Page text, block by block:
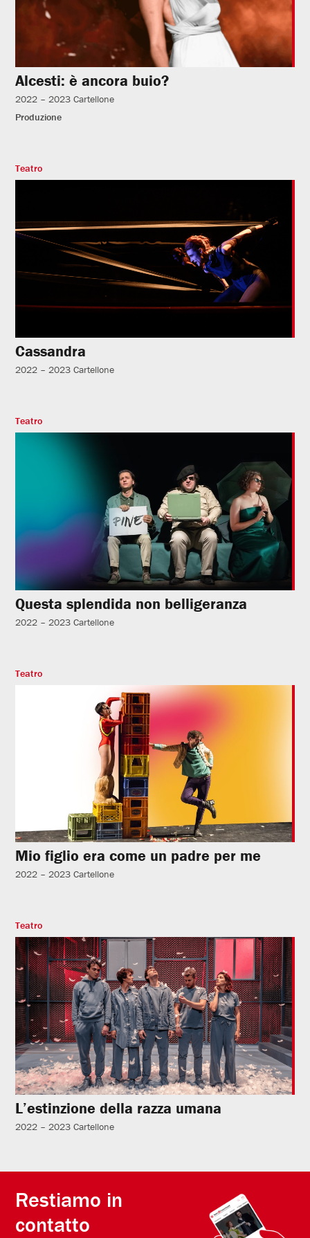
Alcesti: è ancora buio?
2022 – 2023 Cartellone
Produzione
Teatro
Cassandra
2022 – 2023 Cartellone
Teatro
Questa splendida non belligeranza
2022 – 2023 Cartellone
Teatro
Mio figlio era come un padre per me
2022 – 2023 Cartellone
Teatro
L’estinzione della razza umana
2022 – 2023 Cartellone
Restiamo in
contatto